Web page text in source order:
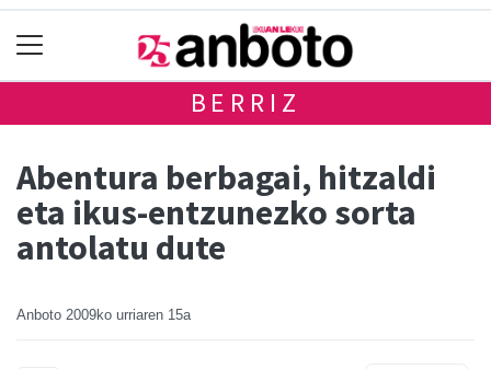
BERRIZ
Abentura berbagai, hitzaldi
eta ikus-entzunezko sorta
antolatu dute
Anboto 2009ko urriaren 15a